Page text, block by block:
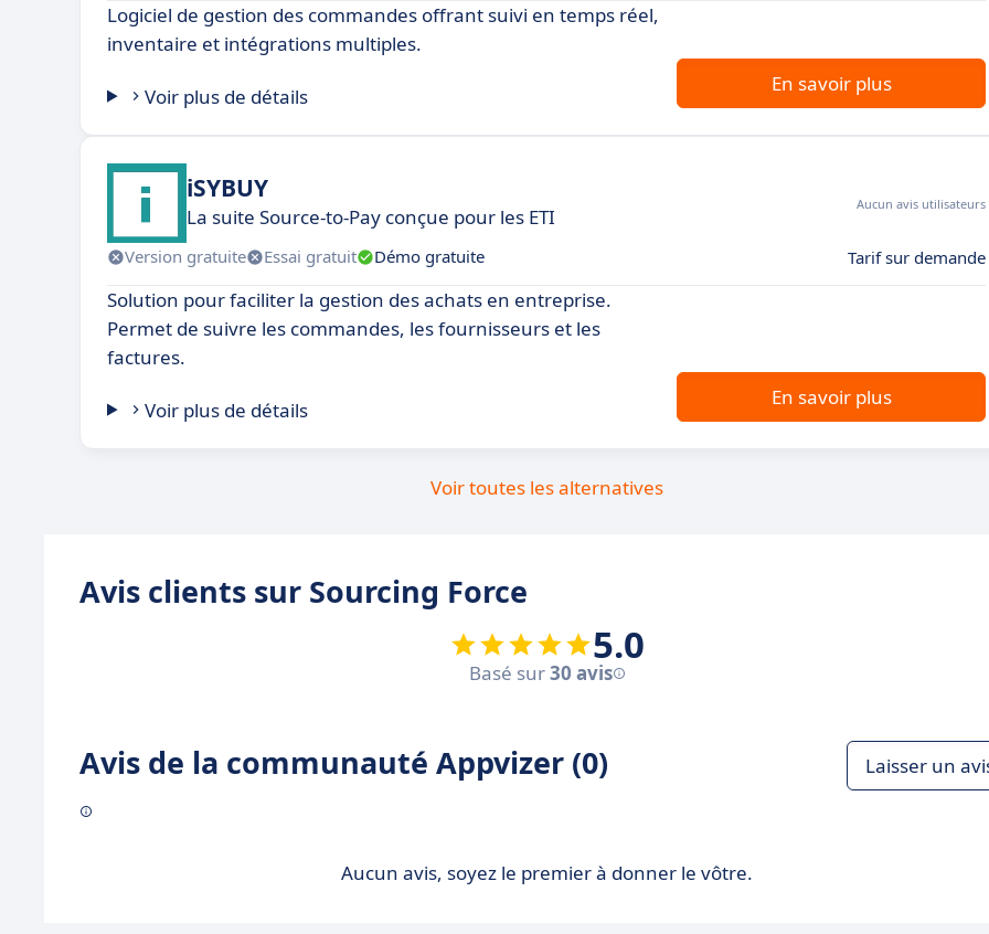
Logiciel de gestion des commandes offrant suivi en temps réel,
inventaire et intégrations multiples.
Voir plus de détails
En savoir plus
iSYBUY
La suite Source-to-Pay conçue pour les ETI
Aucun avis utilisateurs
Version gratuite Essai gratuit Démo gratuite Tarif sur demande
Solution pour faciliter la gestion des achats en entreprise.
Permet de suivre les commandes, les fournisseurs et les
factures.
Voir plus de détails
En savoir plus
Voir toutes les alternatives
Avis clients sur Sourcing Force
5.0
Basé sur30 avis
Avis de la communauté Appvizer (0) Laisser un
Aucun avis, soyez le premier à donner le vôtre.